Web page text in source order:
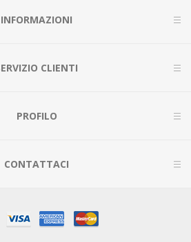
INFORMAZIONI
CLIENTI
PROFILO
CONTATTACI